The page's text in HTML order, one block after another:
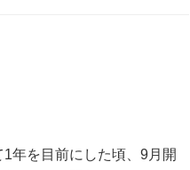
年を目前にした頃、9月開